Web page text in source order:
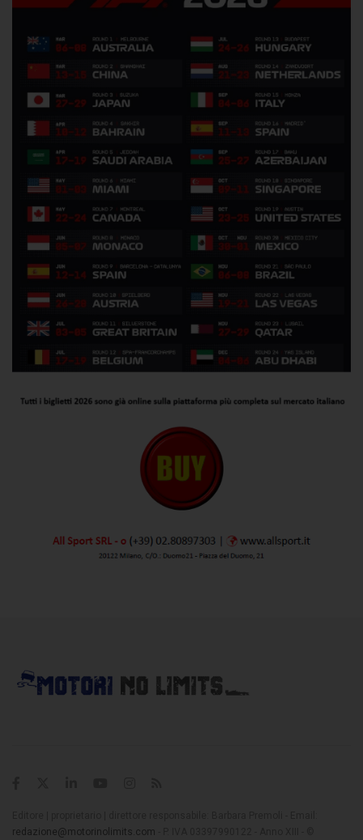
redazione@motorinolimits.com